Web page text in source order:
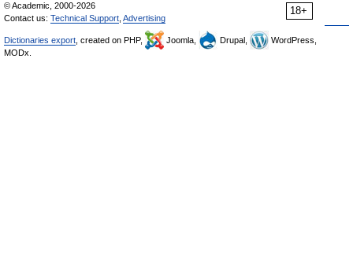
18+
© Academic, 2000-2026
Contact us: Technical Support Advertising
Dictionaries export , created on PHP, Joomla, Drupal,
WordPress,
MODx.